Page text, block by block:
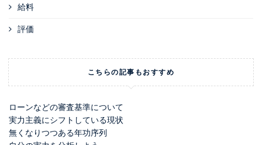
給料
評価
こちらの記事もおすすめ
ローンなどの審査基準について
実力主義にシフトしている現状
無くなりつつある年功序列